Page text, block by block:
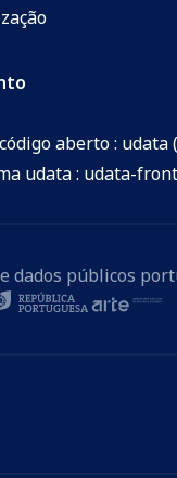
aberto : udata
udata : udata-front
dados públicos